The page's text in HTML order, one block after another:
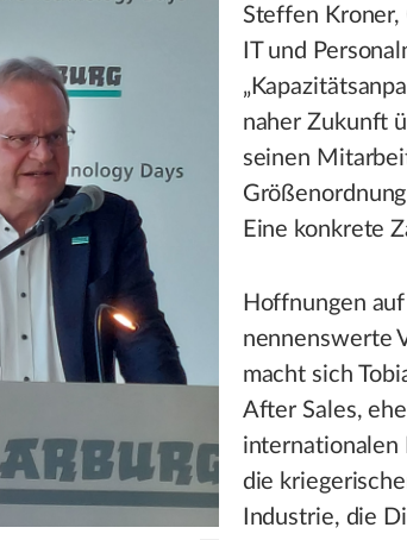
Steffen Kroner,
IT und
naher Zukunft
seinen
Eine konkrete
Hoffnungen
nennenswerte
macht sich
After Sales,
internationalen
die
Industrie, die